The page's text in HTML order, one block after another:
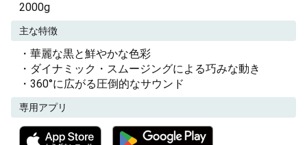
2000g
主な特徴
・華麗な黒と鮮やかな色彩
・ダイナミック・スムージングによる巧みな動き
・360°に広がる圧倒的なサウンド
専用アプリ